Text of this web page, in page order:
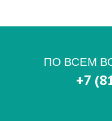
ПО ВСЕМ
+7